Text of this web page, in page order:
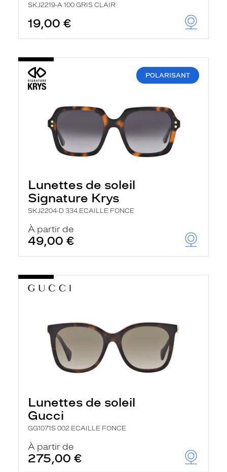
SKJ2219-A 100 GRIS CLAIR
19,00 €
POLARISANT
Lunettes de soleil
Signature Krys
SKJ2204-D 334 ECAILLE FONCE
À partir de
49,00 €
Lunettes de soleil
Gucci
GG1071S 002 ECAILLE FONCE
À partir de
275,00 €